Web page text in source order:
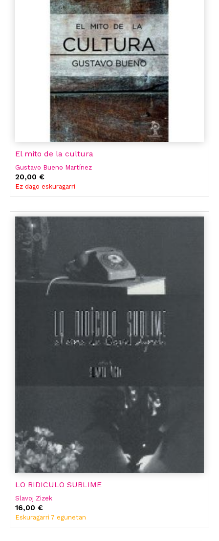
El mito de la cultura
Gustavo Bueno Martínez
20,00 €
Ez dago eskuragarri
LO RIDICULO SUBLIME
Slavoj Zizek
16,00 €
Eskuragarri 7 egunetan